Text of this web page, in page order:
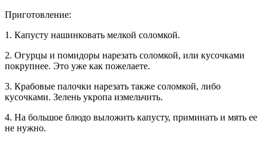
Приготовление:
1. Капусту нашинковать мелкой соломкой.
2. Огурцы и помидоры нарезать соломкой, или кусочками
покрупнее. Это уже как пожелаете.
3. Крабовые палочки нарезать также соломкой, либо
кусочками. Зелень укропа измельчить.
4. На большое блюдо выложить капусту, приминать и мять ее
не нужно.